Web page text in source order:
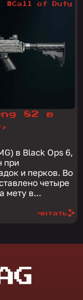
82 в
в Black Ops 6,
при
и перков. Во
четыре
мету в...
#Call of Duty
читать